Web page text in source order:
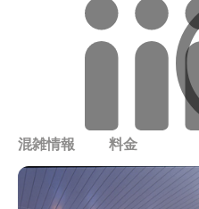
混雑情報 料金